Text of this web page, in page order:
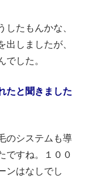
たもんかな、
しましたが、
した。
と聞きました
のシステムも導
ですね。１００
ンはなしでし